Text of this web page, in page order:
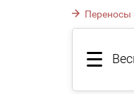
Переносы